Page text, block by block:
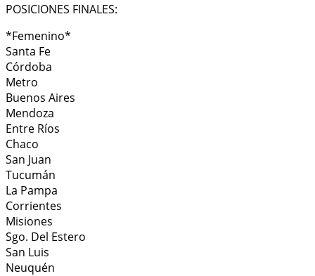
POSICIONES FINALES:
*Femenino*
Santa Fe
Córdoba
Metro
Buenos Aires
Mendoza
Entre Ríos
Chaco
San Juan
Tucumán
La Pampa
Corrientes
Misiones
Sgo. Del Estero
San Luis
Neuquén